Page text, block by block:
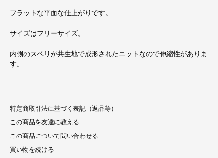
フラットな平面な仕上がりです。
サイズはフリーサイズ。
内側のスベリが共生地で成形されたニットなので伸縮性がありま
す。
特定商取引法に基づく表記（返品等）
この商品を友達に教える
この商品について問い合わせる
買い物を続ける